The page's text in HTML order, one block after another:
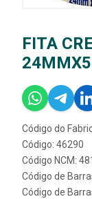
FITA
Código do
Código: 46290
Código NCM:
Código de
Código de